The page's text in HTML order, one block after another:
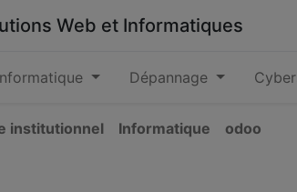
Web et Informatiques
Dépannage
institutionnel Informatique odoo